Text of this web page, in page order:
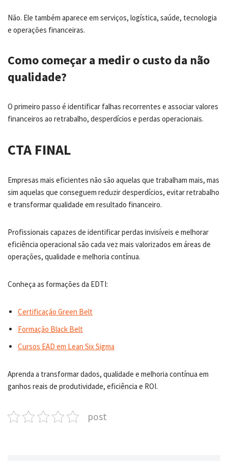
Não. Ele também aparece em serviços, logística, saúde, tecnologia
e operações financeiras.
Como começar a medir o custo da não
qualidade?
O primeiro passo é identificar falhas recorrentes e associar valores
financeiros ao retrabalho, desperdícios e perdas operacionais.
CTA FINAL
Empresas mais eficientes não são aquelas que trabalham mais, mas
sim aquelas que conseguem reduzir desperdícios, evitar retrabalho
e transformar qualidade em resultado financeiro.
Profissionais capazes de identificar perdas invisíveis e melhorar
eficiência operacional são cada vez mais valorizados em áreas de
operações, qualidade e melhoria contínua.
Conheça as formações da EDTI:
Certificação Green Belt
Formação Black Belt
Cursos EAD em Lean Six Sigma
Aprenda a transformar dados, qualidade e melhoria contínua em
ganhos reais de produtividade, eficiência e ROI.
post